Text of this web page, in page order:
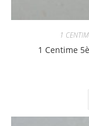
1
1 Centime